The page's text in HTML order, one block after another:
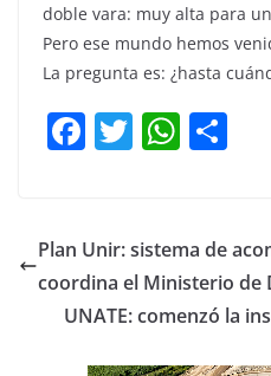
doble vara: muy alta para
Pero ese mundo hemos
La pregunta es: ¿hasta
F
e
b
o
o
T
er
W
s
A
p
p
p
ar
tir
Plan Unir: sistema de
coordina el Ministerio de
UNATE: comenzó la